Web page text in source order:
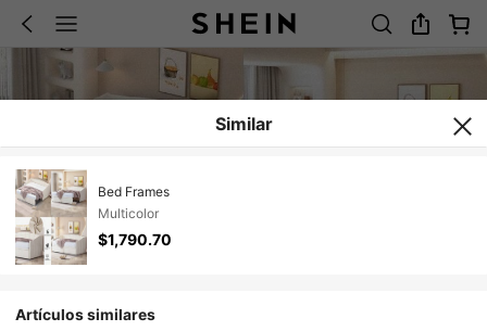
Similar
Bed Frames
Multicolor
$1,790.70
Artículos similares